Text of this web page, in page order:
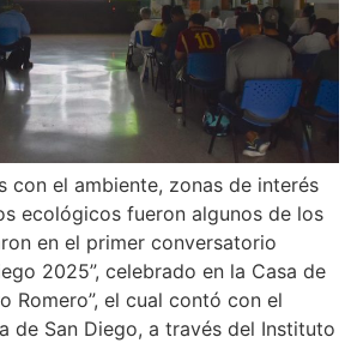
con el ambiente, zonas de interés
ecológicos fueron algunos de los
en el primer conversatorio
2025”, celebrado en la Casa de
Romero”, el cual contó con el
de San Diego, a través del Instituto